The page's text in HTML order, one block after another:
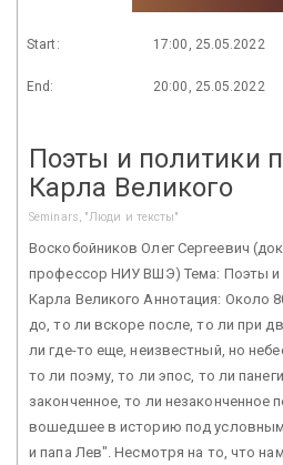
Start: 17:00, 25.05.2022
End: 20:00, 25.05.2022
Поэты и политики
Карла Великого
Seminars, "Люди и тексты"
Воскобойников Олег Сергеевич
профессор НИУ ВШЭ) Тема: Поэты и
Карла Великого Аннотация: Около
до, то ли вскоре после, то ли при
ли где-то еще, неизвестный, но
то ли поэму, то ли эпос, то ли
законченное, то ли незаконченное
вошедшее в историю под
и папа Лев". Несмотря на то, что